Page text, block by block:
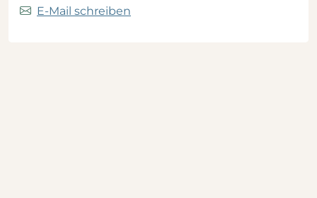
E-Mail schreiben